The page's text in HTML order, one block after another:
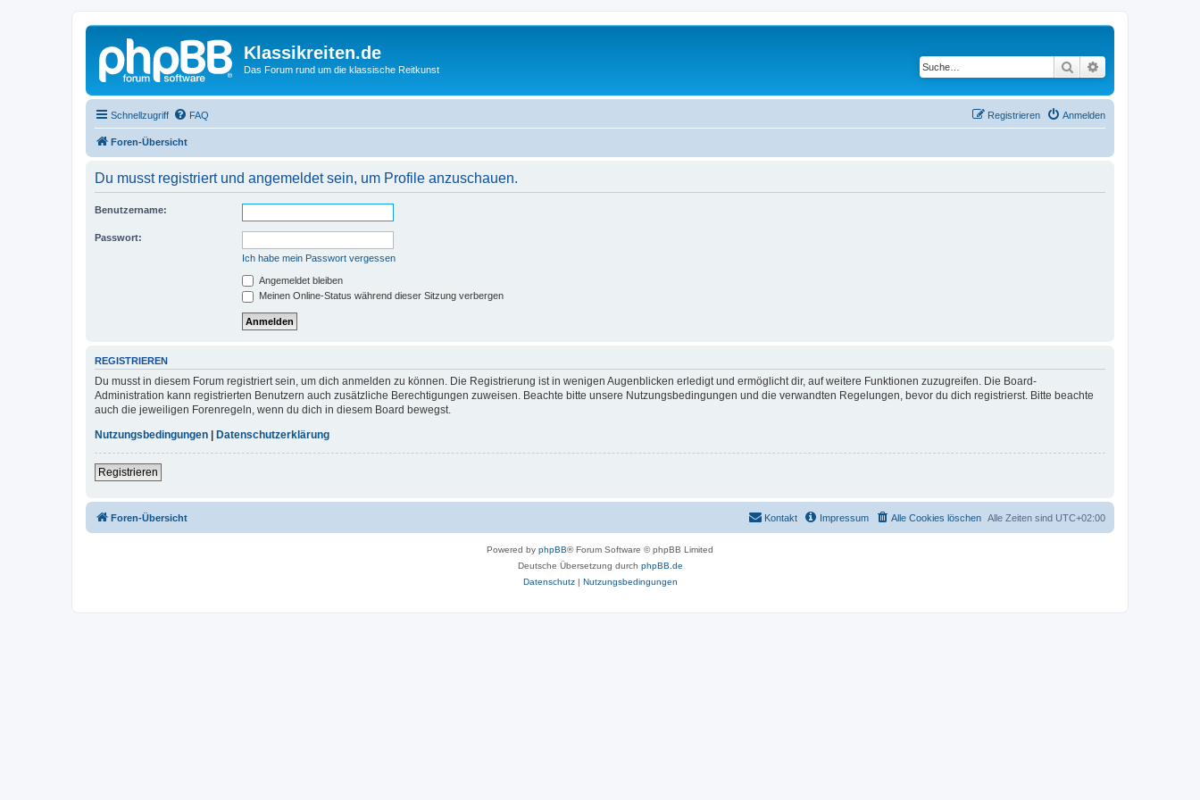
Klassikreiten.de
Das Forum rund um die klassische Reitkunst Suche
Schnellzugriff FAQ Anmelden
Registrieren
Foren-Übersicht
Du musst registriert und angemeldet sein, um Profile anzuschauen.
Benutzername:
Passwort:
Ich habe mein Passwort vergessen
Angemeldet bleiben
Meinen Online-Status während dieser Sitzung verbergen
REGISTRIEREN
Du musst in diesem Forum registriert sein, um dich anmelden zu können. Die Registrierung ist in wenigen Augenblicken erledigt und ermöglicht dir, auf weitere Funktionen zuzugreifen. Die Board-
Administration kann registrierten Benutzern auch zusätzliche Berechtigungen zuweisen. Beachte bitte unsere Nutzungsbedingungen und die verwandten Regelungen, bevor du dich registrierst. Bitte beachte
auch die jeweiligen Forenregeln, wenn du dich in diesem Board bewegst.
Nutzungsbedingungen
Datenschutzerklärung
Registrieren
Foren-Übersicht Alle Zeiten sind UTC+02:00
Alle Cookies löschen
Impressum
Kontakt
Powered by phpBB® Forum Software © phpBB Limited
Deutsche Übersetzung durch phpBB.de
Datenschutz| Nutzungsbedingungen